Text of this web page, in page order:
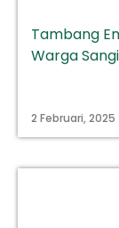
Tambang
Warga
2 Februari, 2025